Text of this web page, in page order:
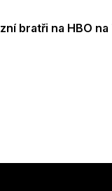
bratři na HBO